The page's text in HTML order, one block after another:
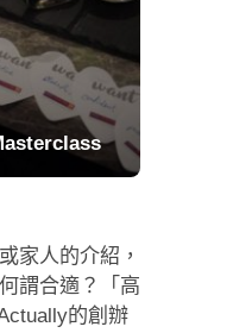
家人的介紹，
謂合適？「高
的創辦